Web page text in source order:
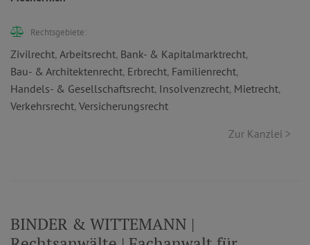
Rechtsgebiete:
Zivilrecht, Arbeitsrecht, Bank- & Kapitalmarktrecht,
Bau- & Architektenrecht, Erbrecht, Familienrecht,
Handels- & Gesellschaftsrecht, Insolvenzrecht, Mietrecht,
Verkehrsrecht, Versicherungsrecht
Zur Kanzlei >
BINDER & WITTEMANN |